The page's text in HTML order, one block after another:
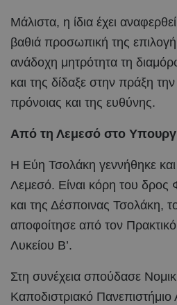
Μάλιστα, η ίδια έχει
βαθιά προσωπική της επιλογή,
ανάδοχη μητρότητα τη
και της δίδαξε στην πράξη
πρόνοιας και της ευθύνης.
Από τη Λεμεσό στο
Η Εύη Τσολάκη γεννήθηκε
Λεμεσό. Είναι κόρη του δρος
και της Δέσποινας Τσολάκη,
αποφοίτησε από τον
Λυκείου Β’.
Στη συνέχεια σπούδασε
Καποδιστριακό